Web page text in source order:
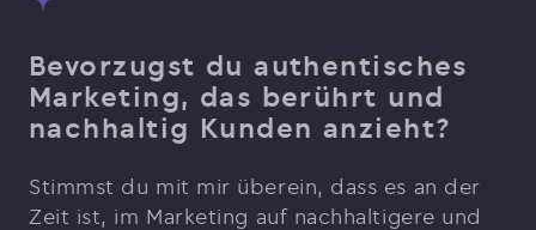
Bevorzugst du authentisches
Marketing, das berührt und
nachhaltig Kunden anzieht?
Stimmst du mit mir überein, dass es an der
Zeit ist, im Marketing auf nachhaltigere und